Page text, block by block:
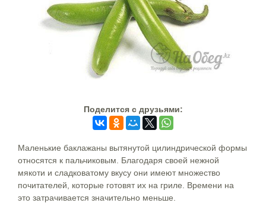
Поделится c друзьями:
Маленькие баклажаны вытянутой цилиндрической формы
относятся к пальчиковым. Благодаря своей нежной
мякоти и сладковатому вкусу они имеют множество
почитателей, которые готовят их на гриле. Времени на
это затрачивается значительно меньше.